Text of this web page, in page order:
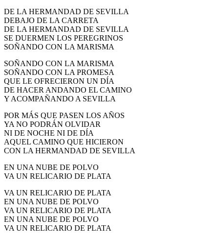
DE LA HERMANDAD DE SEVILLA
DEBAJO DE LA CARRETA
DE LA HERMANDAD DE SEVILLA
SE DUERMEN LOS PEREGRINOS
SOÑANDO CON LA MARISMA
SOÑANDO CON LA MARISMA
SOÑANDO CON LA PROMESA
QUE LE OFRECIERON UN DÍA
DE HACER ANDANDO EL CAMINO
Y ACOMPAÑANDO A SEVILLA
POR MÁS QUE PASEN LOS AÑOS
YA NO PODRÁN OLVIDAR
NI DE NOCHE NI DE DÍA
AQUEL CAMINO QUE HICIERON
CON LA HERMANDAD DE SEVILLA
EN UNA NUBE DE POLVO
VA UN RELICARIO DE PLATA
VA UN RELICARIO DE PLATA
EN UNA NUBE DE POLVO
VA UN RELICARIO DE PLATA
EN UNA NUBE DE POLVO
VA UN RELICARIO DE PLATA